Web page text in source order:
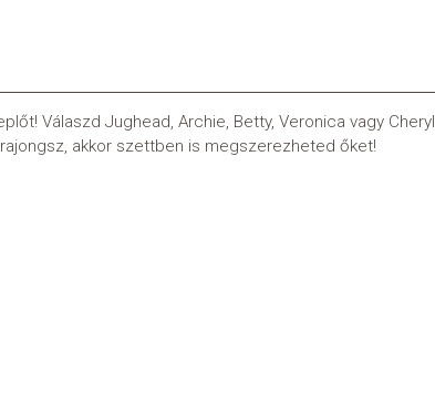
Válaszd Jughead, Archie, Betty, Veronica vagy Cheryl
akkor szettben is megszerezheted őket!